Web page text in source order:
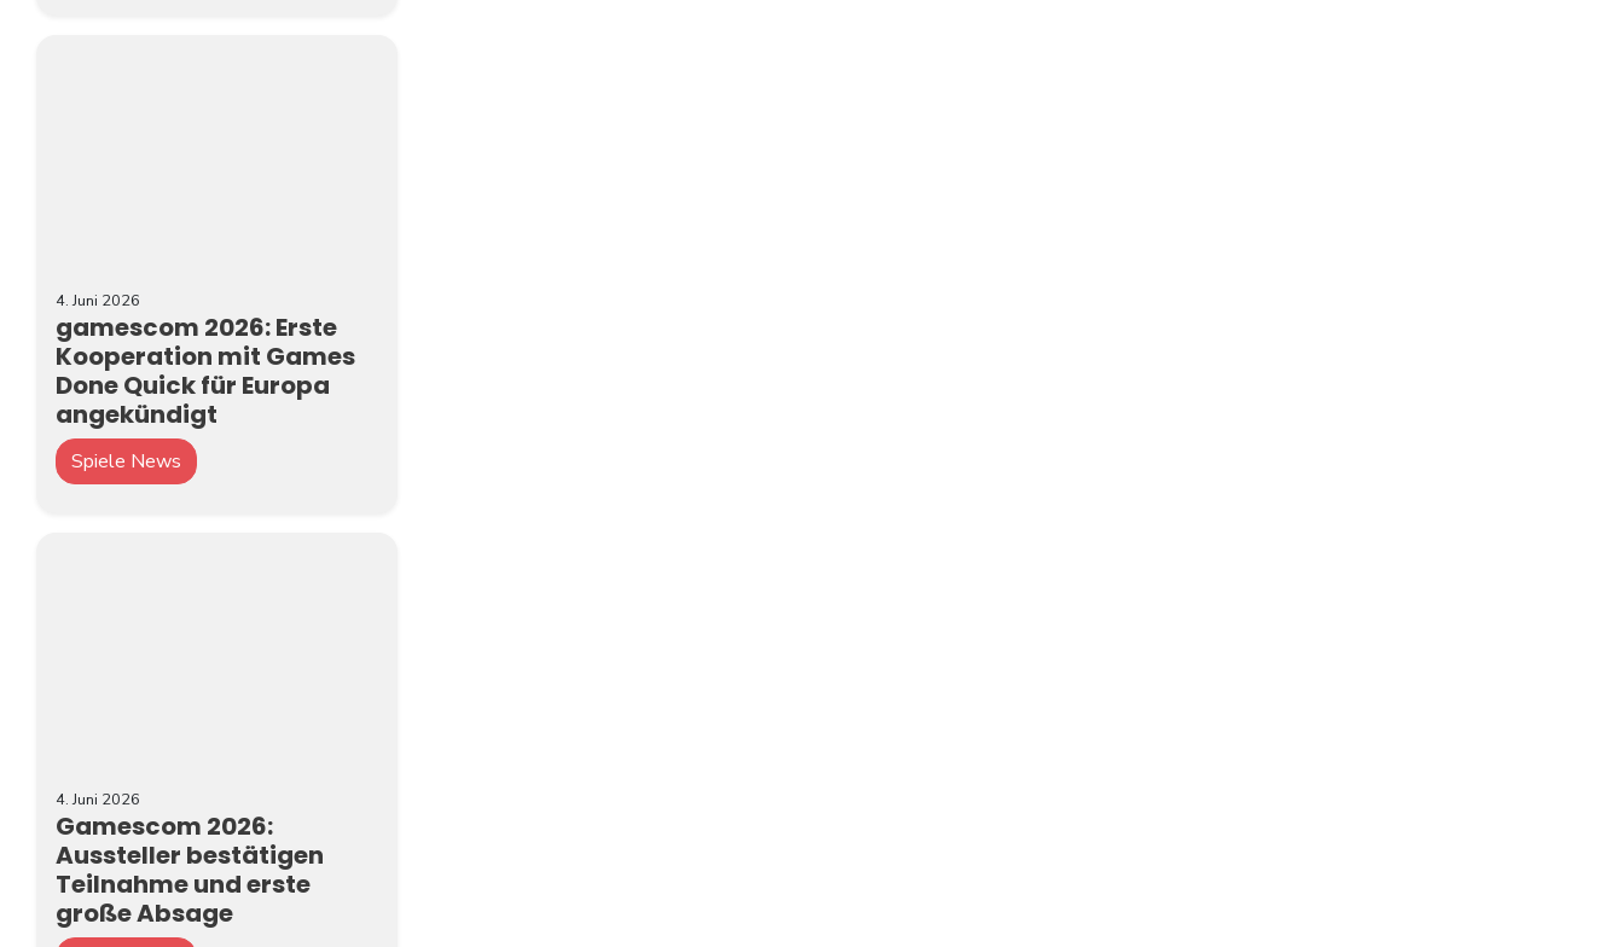
4. Juni 2026
gamescom 2026: Erste
Kooperation mit Games
Done Quick für Europa
angekündigt
Spiele News
4. Juni 2026
Gamescom 2026:
Aussteller bestätigen
Teilnahme und erste
große Absage